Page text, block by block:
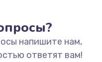
usb) телефона
напишите нам,
ответят вам!